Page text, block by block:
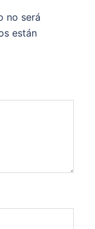
no será
están